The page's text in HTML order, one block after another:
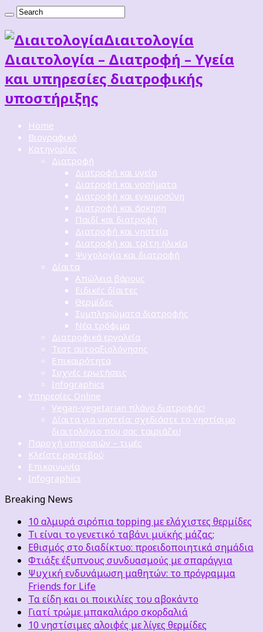
Διαιτoλογία
Διαιτολογία – Διατροφή – Υγεία
και υπηρεσίες διατροφικής
υποστήριξης
Home
Βιογραφικό
Κατηγορίες
Διατροφή
Διατροφή και υγεία
Διατροφή και νοσήματα
Διατροφή και εγκυμοσύνη
Διατροφή και άσκηση
Παιδί και διατροφή
Διατροφή και νηστεία
Διατροφή και τρίτη ηλικία
Ψυχολογία και διατροφή
Δίαιτα
Απώλεια βάρους
Ειδικές δίαιτες
Θερμίδες
Συμπληρώματα διατροφής
Νέα τρόφιμα
Διατροφικά εργαλεία
Τεστ αυτοαξιολόγησης
Επικαιρότητα
Συχνές ερωτήσεις
Infographics
Υπηρεσίες Online
Vegan-vegetarian πλάνο διατροφής!
Δίαιτα για νηστεία: σχεδιάστε το νηστίσιμο
διαιτολόγιο που σας ταιριάζει!
Παροχή υπηρεσιών – τιμές
Κλείστε ραντεβού
Επικοινωνία
Infographics
Breaking News
10 αλμυρά σιρόπια topping με ελάχιστες θερμίδες
Τι είναι το γενετικό ταβάνι μυϊκής μάζας;
Εθισμός στο διαδίκτυο: προειδοποιητικά σημάδια
Φτιάξε έξυπνους συνδυασμούς με σπαράγγια
Ψυχική ενδυνάμωση μαθητών: το πρόγραμμα
Friends for Life
Τα είδη και οι ποικιλίες του αβοκάντο
Γιατί τρώμε μπακαλιάρο σκορδαλιά
10 νηστίσιμες αλοιφές με λίγες θερμίδες